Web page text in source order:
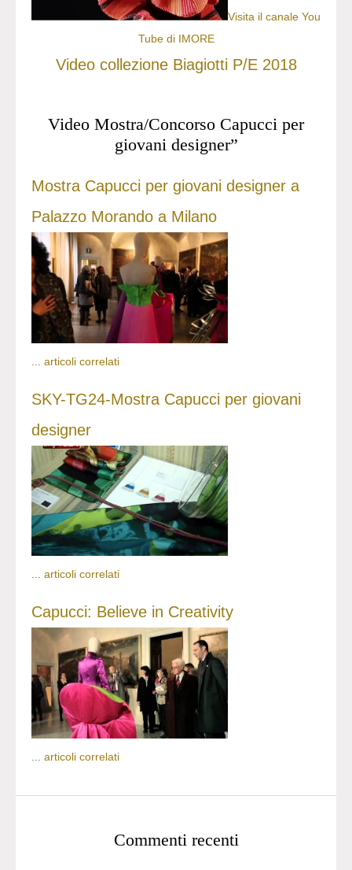
Visita il canale You
Tube di IMORE
Video collezione Biagiotti P/E 2018
Video Mostra/Concorso Capucci per
giovani designer”
Mostra Capucci per giovani designer a
Palazzo Morando a Milano
articoli correlati
SKY-TG24-Mostra Capucci per giovani
designer
... articoli correlati
Capucci: Believe in Creativity
articoli correlati
Commenti recenti